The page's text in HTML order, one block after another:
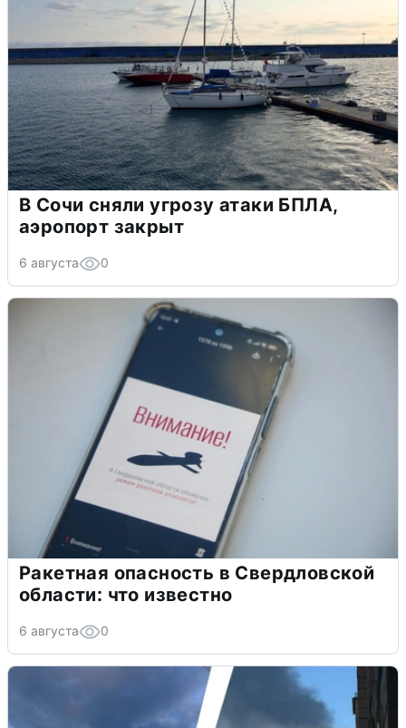
В Сочи сняли угрозу атаки БПЛА,
аэропорт закрыт
6 августа 0
Ракетная опасность в Свердловской
области: что известно
6 августа 0